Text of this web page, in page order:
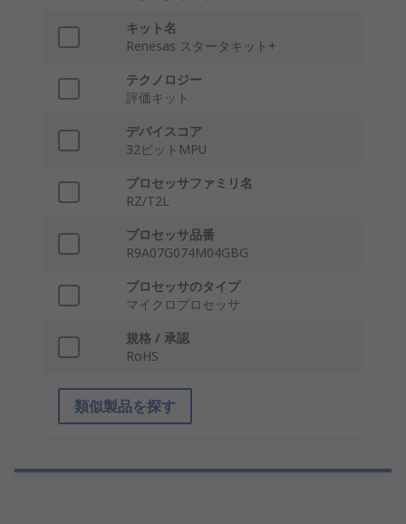
キット名
Renesas スタータキット+
テクノロジー
評価キット
デバイスコア
32ビットMPU
プロセッサファミリ名
RZ/T2L
プロセッサ品番
R9A07G074M04GBG
プロセッサのタイプ
マイクロプロセッサ
規格 / 承認
RoHS
類似製品を探す